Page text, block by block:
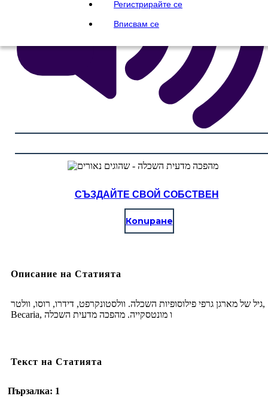
Регистрирайте се
Вписвам се
СЪЗДАЙТЕ СВОЙ СОБСТВЕН
Копиране
Описание на Статията
גיל של מארגן גרפי פילוסופיות השכלה. וולסטונקרפט, דידרו, רוסו, וולטר,
Becaria, ו מונטסקייה. מהפכה מדעית השכלה
Текст на Статията
Пързалка: 1